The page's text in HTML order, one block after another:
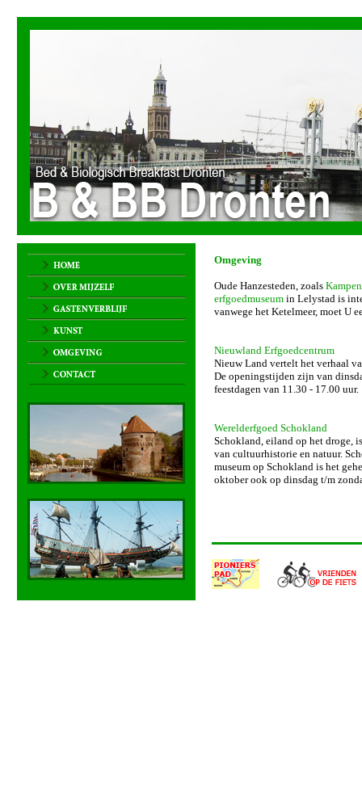
Omgeving
Oude Hanzesteden, zoals Kampen
erfgoedmuseum in Lelystad is
vanwege het Ketelmeer, moet U
Nieuwland Erfgoedcentrum
Nieuw Land vertelt het verhaal
De openingstijden zijn van
feestdagen van 11.30 - 17.00 uur.
Werelderfgoed Schokland
Schokland, eiland op het droge,
van cultuurhistorie en natuur.
museum op Schokland is het
oktober ook op dinsdag t/m